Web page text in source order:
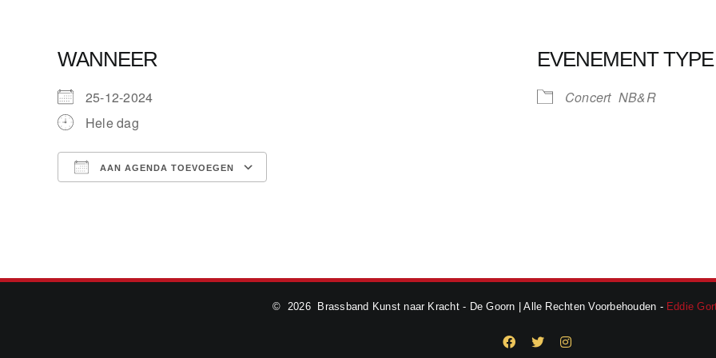
WANNEER
25-12-2024
Hele dag
AAN AGENDA TOEVOEGEN
EVENEMENT TYPE
Concert NB&R
© 2026 Brassband Kunst naar Kracht - De Goorn | Alle Rechten Voorbehouden - Eddie
Facebook
X Instagram